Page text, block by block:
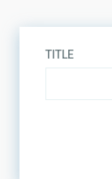
TITLE